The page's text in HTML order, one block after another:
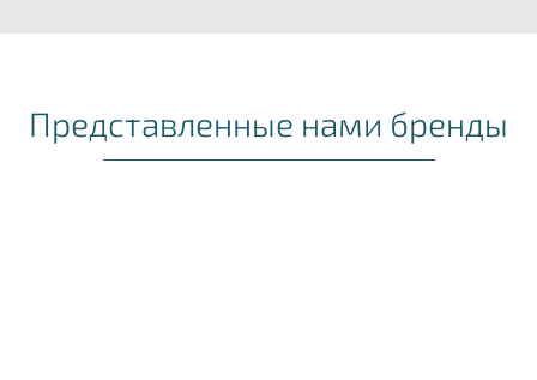
Представленные нами бренды